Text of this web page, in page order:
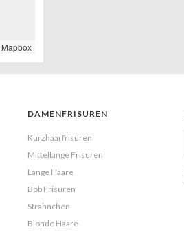
Mapbox
DAMENFRISUREN
Kurzhaarfrisuren
Mittellange Frisuren
Lange Haare
Bob Frisuren
Strähnchen
Blonde Haare